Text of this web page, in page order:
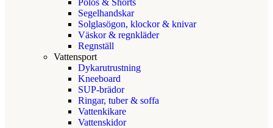
Polos & Shorts
Segelhandskar
Solglasögon, klockor & knivar
Väskor & regnkläder
Regnställ
Vattensport
Dykarutrustning
Kneeboard
SUP-brädor
Ringar, tuber & soffa
Vattenkikare
Vattenskidor